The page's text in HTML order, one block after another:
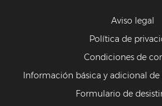
Aviso legal
Política de
Condiciones de
Información básica y adicional
Formulario de